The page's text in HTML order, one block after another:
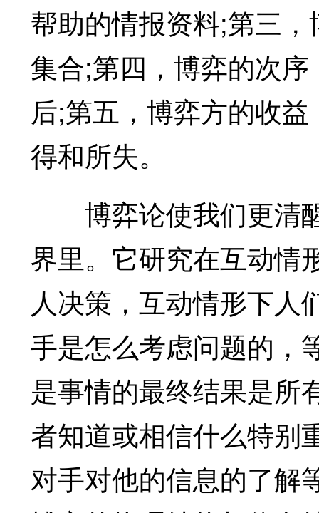
帮助的情报资料;第三
集合;第四，博弈的次
后;第五，博弈方的收
得和所失。
博弈论使我们更清
界里。它研究在互动情
人决策，互动情形下人
手是怎么考虑问题的，
是事情的最终结果是所
者知道或相信什么特别
对手对他的信息的了解